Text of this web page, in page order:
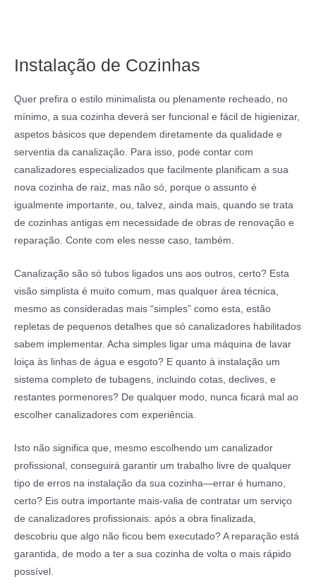
Instalação de Cozinhas
Quer prefira o estilo minimalista ou plenamente recheado, no
mínimo, a sua cozinha deverá ser funcional e fácil de higienizar,
aspetos básicos que dependem diretamente da qualidade e
serventia da canalização. Para isso, pode contar com
canalizadores especializados que facilmente planificam a sua
nova cozinha de raiz, mas não só, porque o assunto é
igualmente importante, ou, talvez, ainda mais, quando se trata
de cozinhas antigas em necessidade de obras de renovação e
reparação. Conte com eles nesse caso, também.
Canalização são só tubos ligados uns aos outros, certo? Esta
visão simplista é muito comum, mas qualquer área técnica,
mesmo as consideradas mais “simples” como esta, estão
repletas de pequenos detalhes que só canalizadores habilitados
sabem implementar. Acha simples ligar uma máquina de lavar
loiça às linhas de água e esgoto? E quanto à instalação um
sistema completo de tubagens, incluindo cotas, declives, e
restantes pormenores? De qualquer modo, nunca ficará mal ao
escolher canalizadores com experiência.
Isto não significa que, mesmo escolhendo um canalizador
profissional, conseguirá garantir um trabalho livre de qualquer
tipo de erros na instalação da sua cozinha—errar é humano,
certo? Eis outra importante mais-valia de contratar um serviço
de canalizadores profissionais: após a obra finalizada,
descobriu que algo não ficou bem executado? A reparação está
garantida, de modo a ter a sua cozinha de volta o mais rápido
possível.